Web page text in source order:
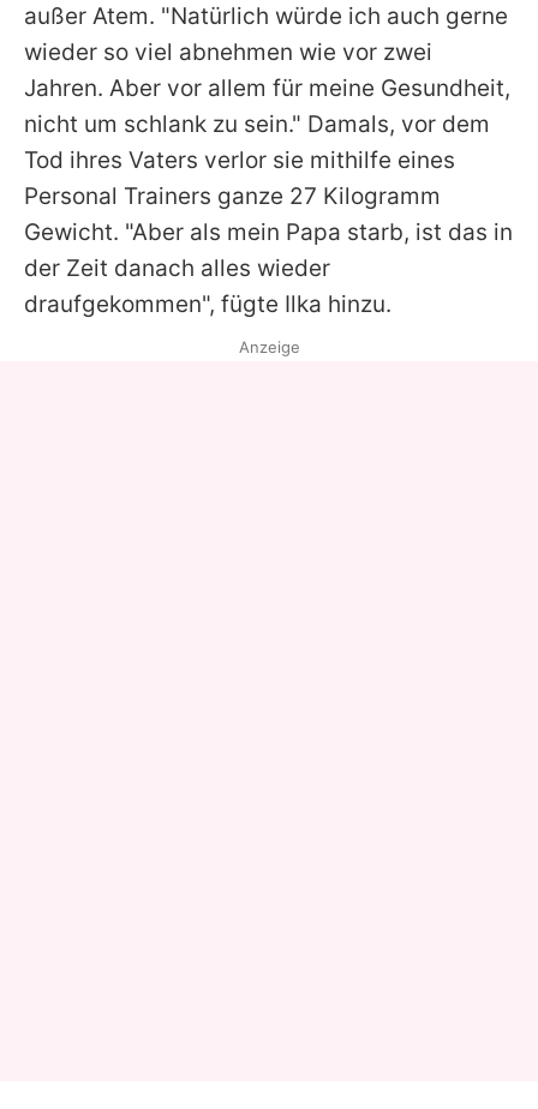
außer Atem. "Natürlich würde ich auch gerne
wieder so viel abnehmen wie vor zwei
Jahren. Aber vor allem für meine Gesundheit,
nicht um schlank zu sein." Damals, vor dem
Tod ihres Vaters verlor sie mithilfe eines
Personal Trainers ganze 27 Kilogramm
Gewicht. "Aber als mein Papa starb, ist das in
der Zeit danach alles wieder
draufgekommen", fügte Ilka hinzu.
Anzeige